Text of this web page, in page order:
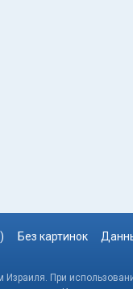
Без картинок
При